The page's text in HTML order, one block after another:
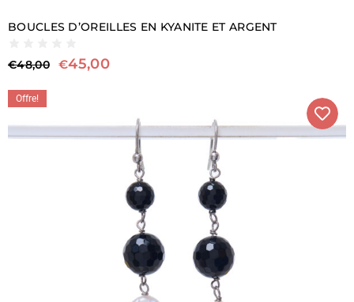
BOUCLES D’OREILLES EN KYANITE ET ARGENT
€48,00 €45,00
Offre!